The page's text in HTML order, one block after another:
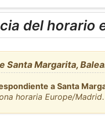
del horario
Santa Margarita,
a Santa
horaria Europe/Madrid.